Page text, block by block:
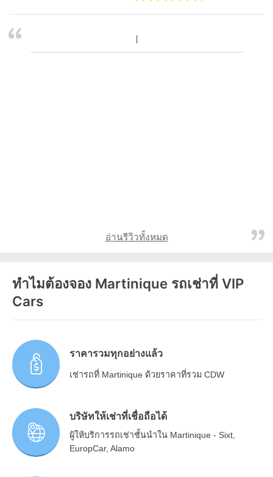
อ่านรีวิวทั้งหมด
ทำไมต้องจอง Martinique รถเช่าที่ VIP
Cars
ราคารวมทุกอย่างแล้ว
เช่ารถที่ Martinique ด้วยราคาที่รวม CDW
บริษัทให้เช่าที่เชื่อถือได้
ผู้ให้บริการรถเช่าชั้นนำใน Martinique - Sixt,
EuropCar, Alamo